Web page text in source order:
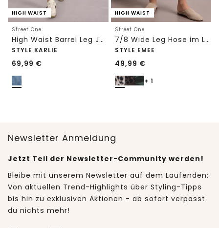
HIGH WAIST
Street One
High Waist Barrel Leg Jeans im Loose Fit
STYLE KARLIE
69,99 €
HIGH WAIST
Street One
7/8 Wide Leg Hose im Loose Fit mit Print
STYLE EMEE
49,99 €
+ 1
Newsletter Anmeldung
Jetzt Teil der Newsletter-Community werden!
Bleibe mit unserem Newsletter auf dem Laufenden:
Von aktuellen Trend-Highlights über Styling-Tipps
bis hin zu exklusiven Aktionen - ab sofort verpasst
du nichts mehr!